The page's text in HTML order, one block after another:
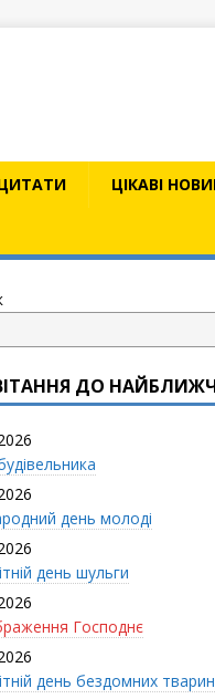
ЦІКАВІ
ДО
день молоді
день шульги
Господнє
день бездомних тварин